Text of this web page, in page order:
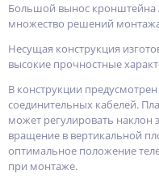
Большой вынос кронштейна
множество решений монтажа
Несущая конструкция
высокие прочностные
В конструкции
соединительных кабелей.
может регулировать наклон
вращение в вертикальной
оптимальное положение
при монтаже.